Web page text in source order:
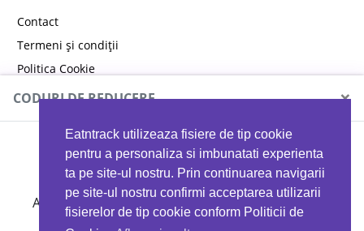
Eatntrack utilizeaza fisiere de tip cookie
pentru a personaliza si imbunatati experienta
ta pe site-ul nostru. Prin continuarea navigarii
pe site-ul nostru confirmi acceptarea utilizarii
fisierelor de tip cookie conform Politicii de
Contact
Termeni și condiții
Politica Cookie
Politica de confidențialitate
CODURI DE REDUCERE ×
MYPROTEIN
Ai 40%reducere la orice comandă folosind codul
EATTRACK